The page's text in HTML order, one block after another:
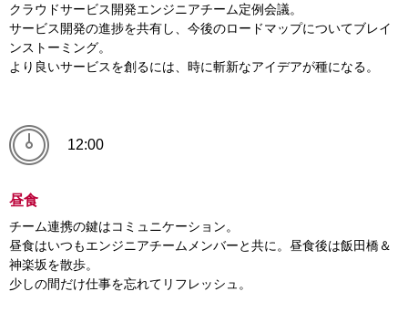
クラウドサービス開発エンジニアチーム定例会議。
サービス開発の進捗を共有し、今後のロードマップについてブレイ
ンストーミング。
より良いサービスを創るには、時に斬新なアイデアが種になる。
12:00
昼食
チーム連携の鍵はコミュニケーション。
昼食はいつもエンジニアチームメンバーと共に。昼食後は飯田橋＆
神楽坂を散歩。
少しの間だけ仕事を忘れてリフレッシュ。